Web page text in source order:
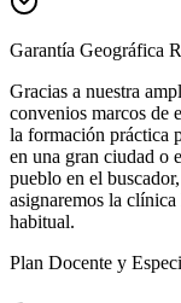
Garantía Geográfica
Gracias a nuestra
convenios marcos de
la formación práctica
en una gran ciudad o
pueblo en el
asignaremos la
habitual.
Plan Docente y